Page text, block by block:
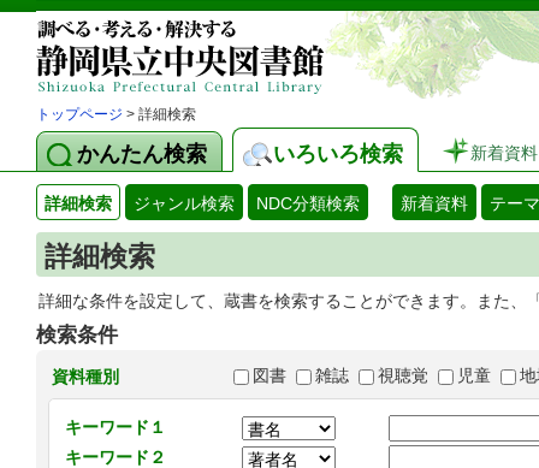
トップページ > 詳細検索
かんたん検索 いろいろ検索 新着資料
詳細検索 ジャンル検索 NDC分類検索 新着資料 テー
詳細検索
詳細な条件を設定して、蔵書を検索することができます。また
検索条件
資料種別 図書 雑誌 視聴覚 児童
キーワード１
キーワード２